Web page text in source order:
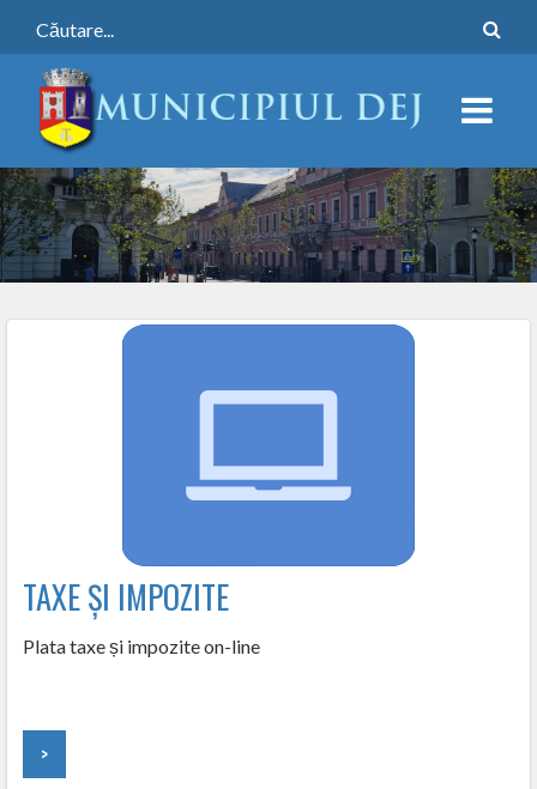
TAXE ȘI IMPOZITE
Plata taxe și impozite on-line
>